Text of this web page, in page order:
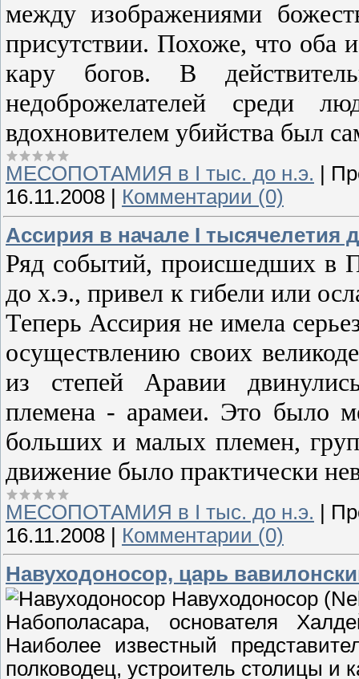
между изображениями
присутствии. Похоже, что оба
кару богов. В
недоброжелателей среди
вдохновителем убийства был
МЕСОПОТАМИЯ в І тыс. до н.э.
16.11.2008
Комментарии (0)
Ассирия в начале I тысячелетия
Ряд событий, происшедших в
до х.э., привел к гибели или
Теперь Ассирия не имела
осуществлению своих
из степей Аравии
племена - арамеи. Это было
больших и малых племен,
движение было практически
МЕСОПОТАМИЯ в І тыс. до н.э.
16.11.2008
Комментарии (0)
Навуходоносор, царь
Навуходоносор
Набополасара, основателя
Наиболее известный
полководец, устроитель столицы